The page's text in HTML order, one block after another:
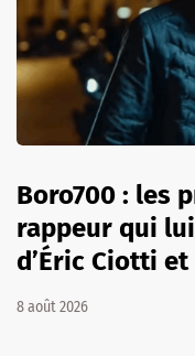
Boro700 : les
rappeur qui
d’Éric Ciotti
8 août 2026